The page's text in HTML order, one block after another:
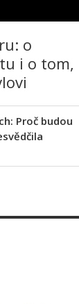
o
i o tom,
Proč budou